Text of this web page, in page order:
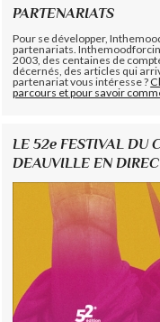
PARTENARIATS
Pour se développer,
partenariats.
2003, des centaines de
décernés, des articles qui
partenariat vous intéresse ?
parcours et pour savoir
LE 52e FESTIVAL DU
DEAUVILLE EN